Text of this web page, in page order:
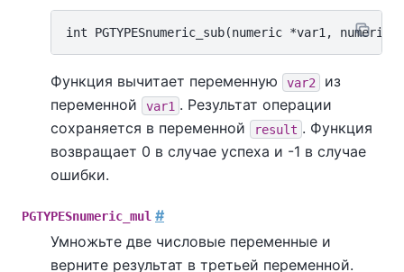
Функция вычитает переменную var2
из
переменной
var1 . Результат операции
сохраняется в переменной
result . Функция
возвращает 0 в случае успеха и -1 в случае
ошибки.
PGTYPESnumeric_mul #
Умножьте две числовые переменные и
верните результат в третьей переменной.